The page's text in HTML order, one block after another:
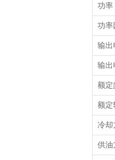
功率
功率
输出
输出
额定
额定
冷却
供油